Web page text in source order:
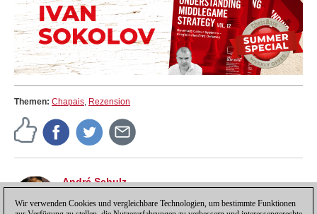
Themen: Chapais Rezension
André Schulz
der Redakteur der deutschsprachigen ChessBase
Wir verwenden Cookies und vergleichbare Technologien, um bestimmte Funktionen